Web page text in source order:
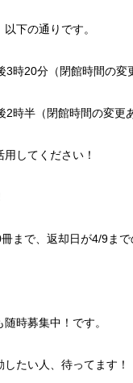
下の通りです。
20分（閉館時間の変
半（閉館時間の変更あ
してください！
まで、返却日が4/9ま
時募集中！です。
たい人、待ってます！